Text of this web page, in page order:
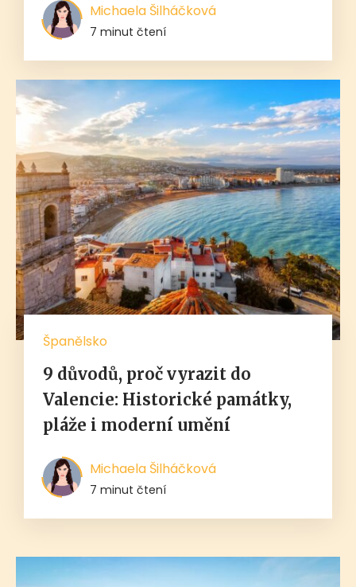
Michaela Šilháčková
7 minut čtení
Španělsko
9 důvodů, proč vyrazit do
Valencie: Historické památky,
pláže i moderní umění
Michaela Šilháčková
7 minut čtení